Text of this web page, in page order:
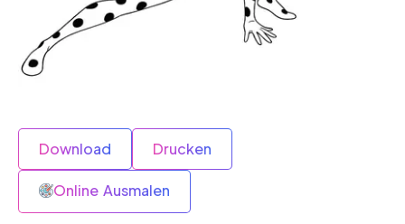
Download Drucken
Online Ausmalen